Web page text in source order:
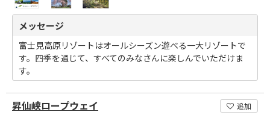
メッセージ
富士見高原リゾートはオールシーズン遊べる一大リゾートで
す。四季を通じて、すべてのみなさんに楽しんでいただけま
す。
昇仙峡ロープウェイ 追加